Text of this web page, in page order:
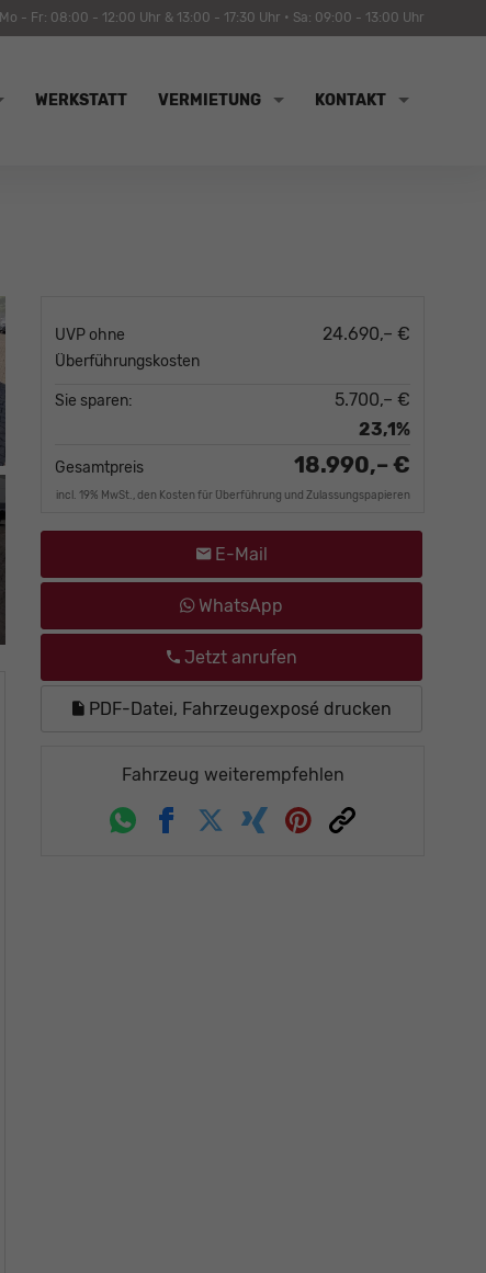
Mo - Fr: 08:00 - 12:00 Uhr & 13:00 - 17:30 Uhr • Sa: 09:00 - 13:00 Uhr
WERKSTATT VERMIETUNG KONTAKT
UVP ohne
Überführungskosten
24.690,– €
Sie sparen:
5.700,– €
23,1%
Gesamtpreis 18.990,– €
incl. 19% MwSt., den Kosten für Überführung und Zulassungspapieren
E-Mail
WhatsApp
Jetzt anrufen
PDF-Datei, Fahrzeugexposé drucken
Fahrzeug weiterempfehlen
WhatsappFacebookTwitterXing Pinterest
Link